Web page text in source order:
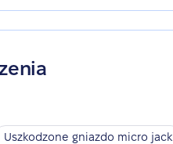
Uszkodzone gniazdo micro jack